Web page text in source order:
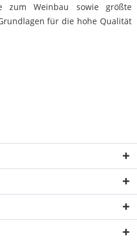
zum Weinbau sowie größte
für die hohe Qualität